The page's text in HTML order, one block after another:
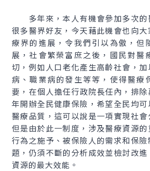
多年來，本人有機會參加多次的
很多醫界好友，今天藉此機會也向
療界的進展，令我們引以為傲，但
展，社會繁榮富庶之後，國民對醫
切，例如人口老化產生高齡社會，
病、職業病的發生等等，使得醫療
要，在個人擔任行政院長任內，排
年開辦全民健康保險，希望全民均
醫療品質，這可以說是一項實現社會
但是由於此一制度，涉及醫療資源
行為之施予、被保險人的需求和保
題，仍須不斷的分析成效並檢討改
資源的最大效能。